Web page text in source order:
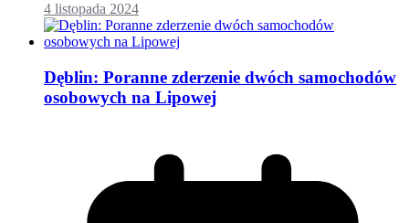
4 listopada 2024
Dęblin: Poranne zderzenie dwóch samochodów
osobowych na Lipowej